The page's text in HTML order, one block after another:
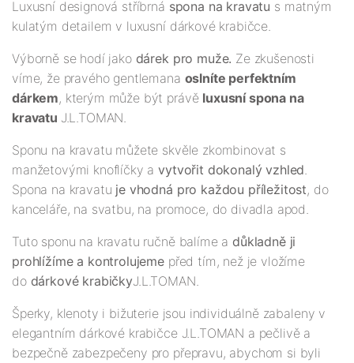
Luxusní designová stříbrná spona na kravatu s matným
kulatým detailem v luxusní dárkové krabičce.
Výborně se hodí jako dárek pro muže. Ze zkušenosti
víme, že pravého gentlemana oslníte perfektním
dárkem, kterým může být právě luxusní spona na
kravatu J.L.TOMAN.
Sponu na kravatu můžete skvěle zkombinovat s
manžetovými knoflíčky avytvořit dokonalý vzhled
Spona na kravatu je vhodná pro každou příležitost, do
kanceláře, na svatbu, na promoce, do divadla apod.
Tuto sponu na kravatu ručně balíme a důkladně ji
prohlížíme a kontrolujeme před tím, než je vložíme
do dárkové krabičkyJ.L.TOMAN.
Šperky, klenoty i bižuterie jsou individuálně zabaleny v
elegantním dárkové krabičce J.L.TOMAN a pečlivě a
bezpečně zabezpečeny pro přepravu, abychom si byli